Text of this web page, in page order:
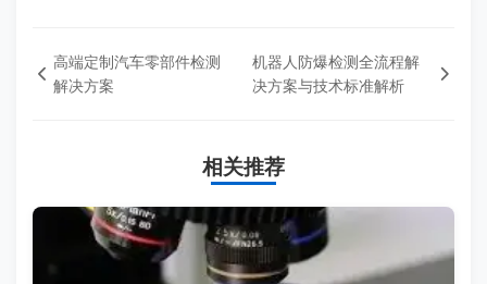
高端定制汽车零部件检测
解决方案
机器人防爆检测全流程解
决方案与技术标准解析
相关推荐